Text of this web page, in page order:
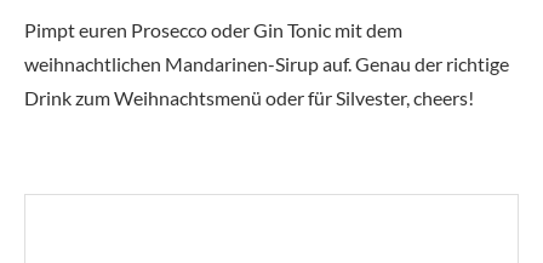
Pimpt euren Prosecco oder Gin Tonic mit dem
weihnachtlichen Mandarinen-Sirup auf. Genau der richtige
Drink zum Weihnachtsmenü oder für Silvester, cheers!